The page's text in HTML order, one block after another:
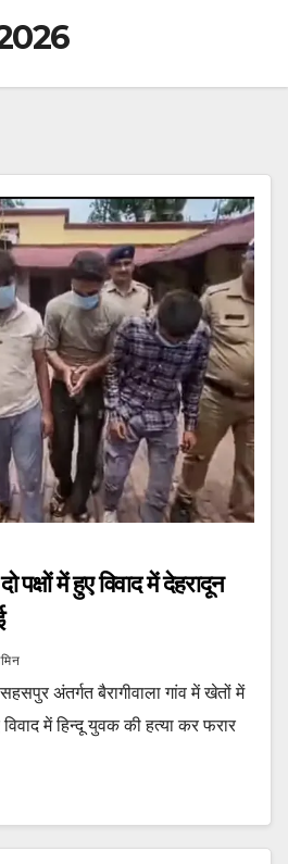
पक्षों में हुए विवाद में देहरादून
अंतर्गत बैरागीवाला गांव में खेतों में
विवाद में हिन्दू युवक की हत्या कर फरार